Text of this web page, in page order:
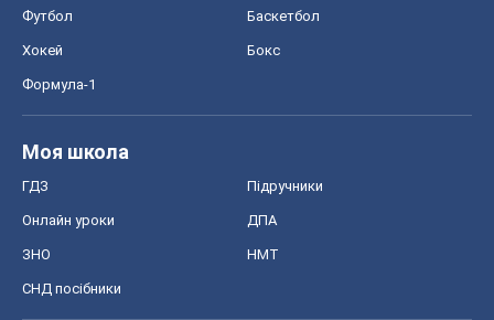
Футбол Баскетбол
Хокей Бокс
Формула-1
Моя школа
ГДЗ Підручники
Онлайн уроки ДПА
ЗНО НМТ
СНД посібники